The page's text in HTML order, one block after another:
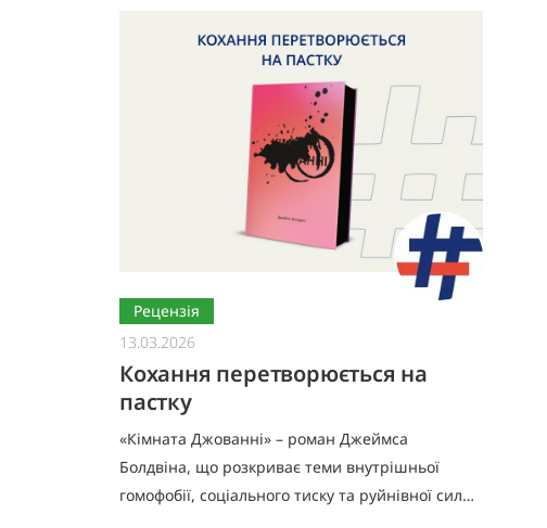
Рецензія
13.03.2026
Кохання перетворюється на
пастку
«Кімната Джованні» – роман Джеймса
Болдвіна, що розкриває теми внутрішньої
гомофобії, соціального тиску та руйнівної сили